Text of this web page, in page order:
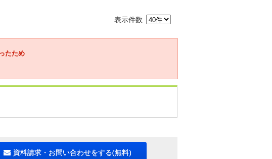
表示件数
たため
資料請求・お問い合わせをする(無料)